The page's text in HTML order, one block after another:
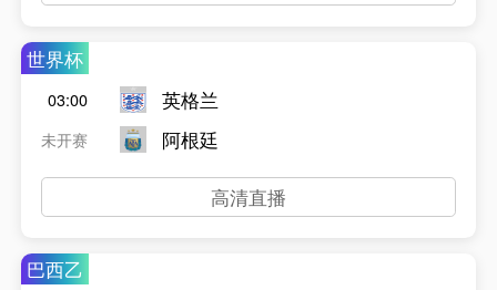
世界杯
03:00
未开赛
英格兰
阿根廷
高清直播
巴西乙